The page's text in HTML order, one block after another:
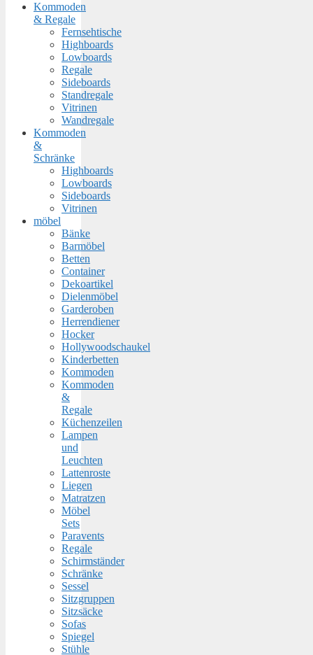
Kommoden
& Regale
Fernsehtische
Highboards
Lowboards
Regale
Sideboards
Standregale
Vitrinen
Wandregale
Kommoden
&
Schränke
Highboards
Lowboards
Sideboards
Vitrinen
möbel
Bänke
Barmöbel
Betten
Container
Dekoartikel
Dielenmöbel
Garderoben
Herrendiener
Hocker
Hollywoodschaukel
Kinderbetten
Kommoden
Kommoden
&
Regale
Küchenzeilen
Lampen
und
Leuchten
Lattenroste
Liegen
Matratzen
Möbel
Sets
Paravents
Regale
Schirmständer
Schränke
Sessel
Sitzgruppen
Sitzsäcke
Sofas
Spiegel
Stühle